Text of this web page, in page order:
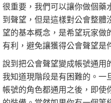
很重要，我們可以讓你做個藥
到聲望，但是這樣對公會整體
望的基本概念，是希望玩家做
有利，避免讓獲得公會聲望是
說到把公會聲望變成帳號通用
我知道現階段是有困難的。一
帳號的角色都通用之後，即